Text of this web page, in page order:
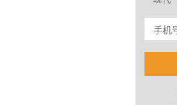
提交手机号码，报价将通过短信发送至手机